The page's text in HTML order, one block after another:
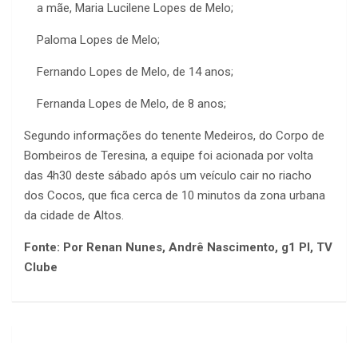
a mãe, Maria Lucilene Lopes de Melo;
Paloma Lopes de Melo;
Fernando Lopes de Melo, de 14 anos;
Fernanda Lopes de Melo, de 8 anos;
Segundo informações do tenente Medeiros, do Corpo de
Bombeiros de Teresina, a equipe foi acionada por volta
das 4h30 deste sábado após um veículo cair no riacho
dos Cocos, que fica cerca de 10 minutos da zona urbana
da cidade de Altos.
Fonte: Por Renan Nunes, Andrê Nascimento, g1 PI, TV
Clube